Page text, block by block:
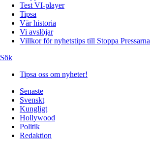
Test VI-player
Tipsa
Vår historia
Vi avslöjar
Villkor för nyhetstips till Stoppa Pressarna
Sök
Tipsa oss om nyheter!
Senaste
Svenskt
Kungligt
Hollywood
Politik
Redaktion